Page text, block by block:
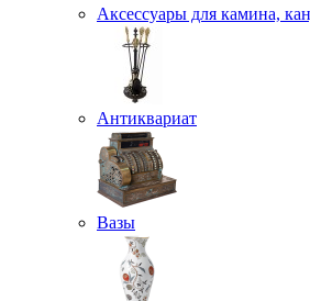
Аксессуары для камина,
Антиквариат
Вазы